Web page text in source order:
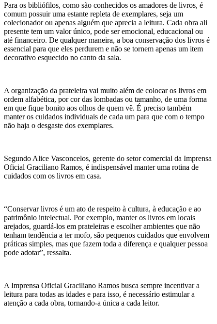
Para os bibliófilos, como são conhecidos os amadores de livros, é
comum possuir uma estante repleta de exemplares, seja um
colecionador ou apenas alguém que aprecia a leitura. Cada obra ali
presente tem um valor único, pode ser emocional, educacional ou
até financeiro. De qualquer maneira, a boa conservação dos livros é
essencial para que eles perdurem e não se tornem apenas um item
decorativo esquecido no canto da sala.
A organização da prateleira vai muito além de colocar os livros em
ordem alfabética, por cor das lombadas ou tamanho, de uma forma
em que fique bonito aos olhos de quem vê. É preciso também
manter os cuidados individuais de cada um para que com o tempo
não haja o desgaste dos exemplares.
Segundo Alice Vasconcelos, gerente do setor comercial da Imprensa
Oficial Graciliano Ramos, é indispensável manter uma rotina de
cuidados com os livros em casa.
“Conservar livros é um ato de respeito à cultura, à educação e ao
patrimônio intelectual. Por exemplo, manter os livros em locais
arejados, guardá-los em prateleiras e escolher ambientes que não
tenham tendência a ter mofo, são pequenos cuidados que envolvem
práticas simples, mas que fazem toda a diferença e qualquer pessoa
pode adotar”, ressalta.
A Imprensa Oficial Graciliano Ramos busca sempre incentivar a
leitura para todas as idades e para isso, é necessário estimular a
atenção a cada obra, tornando-a única a cada leitor.